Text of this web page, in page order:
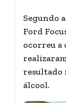
Segundo
Ford
ocorreu a
resultado
álcool.